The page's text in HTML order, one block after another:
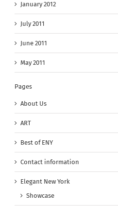
January 2012
July 2011
June 2011
May 2011
Pages
About Us
ART
Best of ENY
Contact information
Elegant New York
Showcase